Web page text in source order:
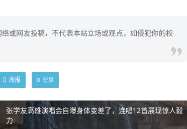
或网友投稿，不代表本站立场或观点，如侵犯你的权
海报 分享
张学友高雄演唱会自曝身体变差了，连唱12首展现惊人毅
力